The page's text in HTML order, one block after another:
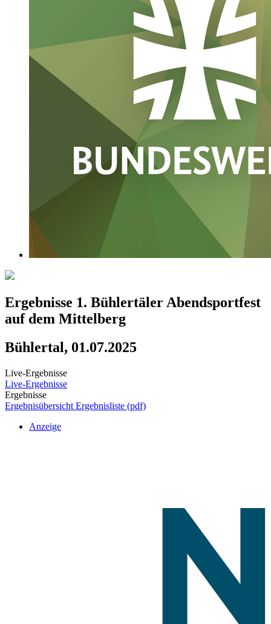
Ergebnisse 1. Bühlertäler Abendsportfest
auf dem Mittelberg
Bühlertal, 01.07.2025
Live-Ergebnisse
Live-Ergebnisse
Ergebnisse
Ergebnisübersicht Ergebnisliste (pdf)
Anzeige